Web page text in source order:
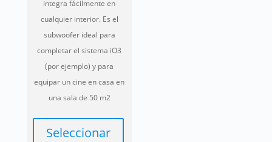
integra fácilmente en
cualquier interior. Es el
subwoofer ideal para
completar el sistema iO3
(por ejemplo) y para
equipar un cine en casa en
una sala de 50 m2
Seleccionar